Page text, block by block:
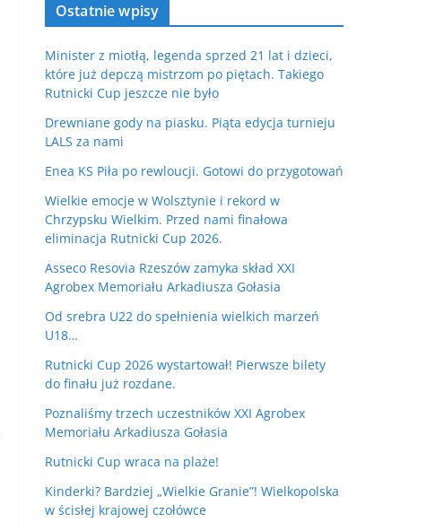
Ostatnie wpisy
Minister z miotłą, legenda sprzed 21 lat i dzieci,
które już depczą mistrzom po piętach. Takiego
Rutnicki Cup jeszcze nie było
Drewniane gody na piasku. Piąta edycja turnieju
LALS za nami
Enea KS Piła po rewloucji. Gotowi do przygotowań
Wielkie emocje w Wolsztynie i rekord w
Chrzypsku Wielkim. Przed nami finałowa
eliminacja Rutnicki Cup 2026.
Asseco Resovia Rzeszów zamyka skład XXI
Agrobex Memoriału Arkadiusza Gołasia
Od srebra U22 do spełnienia wielkich marzeń
U18…
Rutnicki Cup 2026 wystartował! Pierwsze bilety
do finału już rozdane.
Poznaliśmy trzech uczestników XXI Agrobex
Memoriału Arkadiusza Gołasia
Rutnicki Cup wraca na plaże!
Kinderki? Bardziej „Wielkie Granie”! Wielkopolska
w ścisłej krajowej czołówce